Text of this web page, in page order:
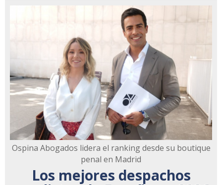
Ospina Abogados lidera el ranking desde su boutique
penal en Madrid
Los mejores despachos